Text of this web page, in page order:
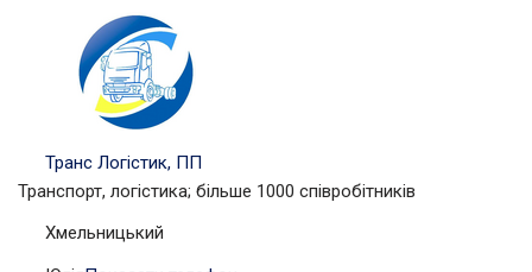
Транс Логістик, ПП
Транспорт, логістика; більше 1000 співробітників
Хмельницький